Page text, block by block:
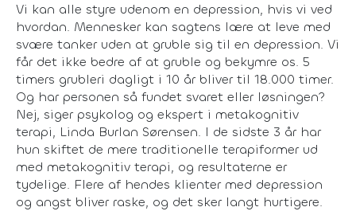
Vi kan alle styre udenom en depression, hvis vi ved
hvordan. Mennesker kan sagtens lære at leve med
svære tanker uden at gruble sig til en depression. Vi
får det ikke bedre af at gruble og bekymre os. 5
timers grubleri dagligt i 10 år bliver til 18.000 timer.
Og har personen så fundet svaret eller løsningen?
Nej, siger psykolog og ekspert i metakognitiv
terapi, Linda Burlan Sørensen. I de sidste 3 år har
hun skiftet de mere traditionelle terapiformer ud
med metakognitiv terapi, og resultaterne er
tydelige. Flere af hendes klienter med depression
og angst bliver raske, og det sker langt hurtigere.